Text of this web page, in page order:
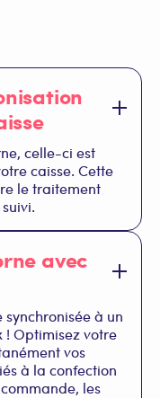
celle-ci est
caisse. Cette
le traitement
avec
synchronisée à un
! Optimisez votre
vos
à la confection
les